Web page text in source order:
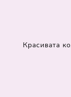
Красивата